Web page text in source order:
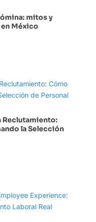
mitos y
México
la Selección